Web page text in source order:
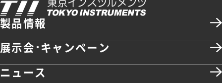
製品情報
展示会･キャンペーン
ニュース